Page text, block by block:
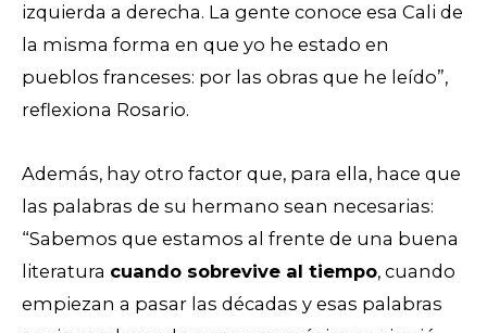
izquierda a derecha. La gente conoce esa Cali de
la misma forma en que yo he estado en
pueblos franceses: por las obras que he leído”,
reflexiona Rosario.
Además, hay otro factor que, para ella, hace que
las palabras de su hermano sean necesarias:
“Sabemos que estamos al frente de una buena
literatura cuando sobrevive al tiempo, cuando
empiezan a pasar las décadas y esas palabras